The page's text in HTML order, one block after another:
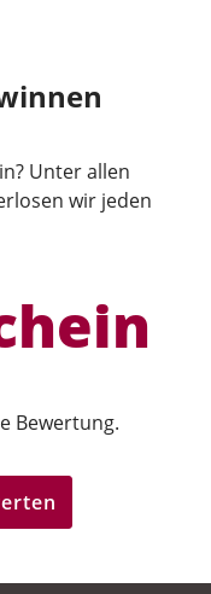
Unter allen
wir jeden
Bewertung.